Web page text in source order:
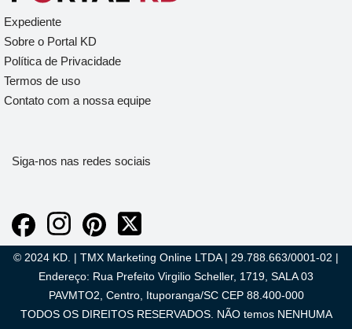
Expediente
Sobre o Portal KD
Política de Privacidade
Termos de uso
Contato com a nossa equipe
Siga-nos nas redes sociais
© 2024 KD. | TMX Marketing Online LTDA | 29.788.663/0001-02 |
Endereço: Rua Prefeito Virgilio Scheller, 1719, SALA 03
PAVMTO2, Centro, Ituporanga/SC CEP 88.400-000
TODOS OS DIREITOS RESERVADOS. NÃO temos NENHUMA